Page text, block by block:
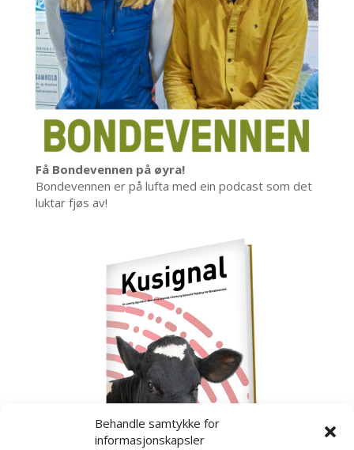
Behandle samtykke for
informasjonskapsler
Få Bondevennen på øyra!
Bondevennen er på lufta med ein podcast som det
luktar fjøs av!